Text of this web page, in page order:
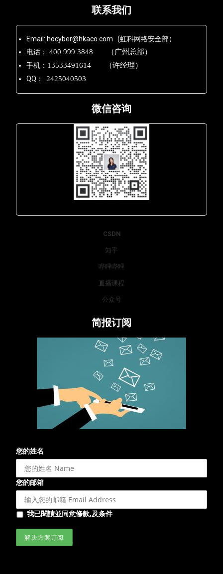
联系我们
Email: hocyber@hkaco.com (虹科网络安全部）
电话：
400 999 3848 （广州总部）
手机： 13533491614 （许经理）
QQ：2425040503
微信咨询
CSDN
知乎
哔哩哔哩
直播课程
公众号
简报订阅
您的姓名
您的邮箱
我已閱讀並同意條款,及条件